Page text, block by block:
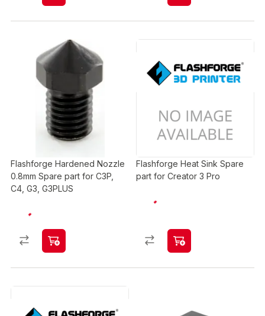
Flashforge Hardened Nozzle
0.8mm Spare part for C3P,
C4, G3, G3PLUS
Flashforge Heat Sink Spare
part for Creator 3 Pro